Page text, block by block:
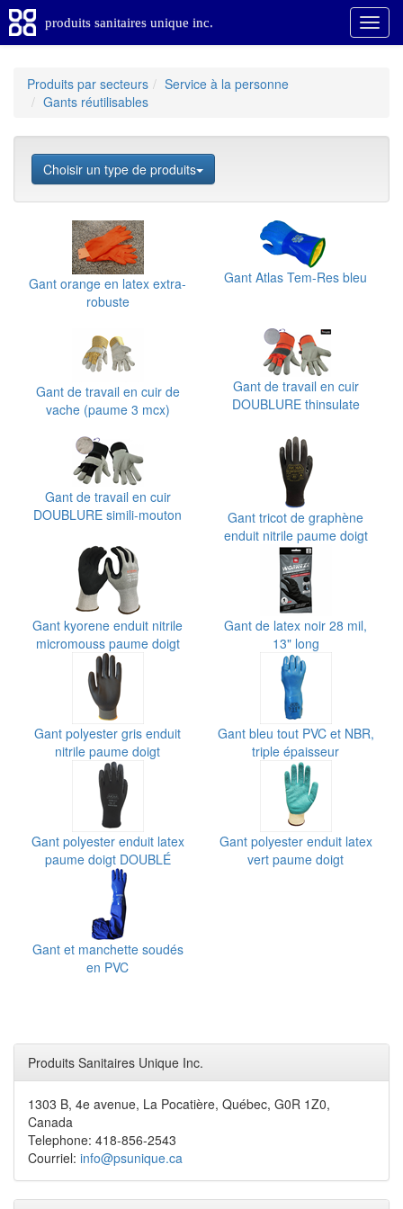
produits sanitaires unique inc.
Produits par secteurs
Service à la personne
Gants réutilisables
Choisir un type de produits
Gant orange en latex extra-
robuste
Gant Atlas Tem-Res bleu
Gant de travail en cuir de
vache (paume 3 mcx)
Gant de travail en cuir
DOUBLURE thinsulate
Gant de travail en cuir
DOUBLURE simili-mouton
Gant tricot de graphène
enduit nitrile paume doigt
Gant kyorene enduit nitrile
micromouss paume doigt
Gant de latex noir 28 mil,
13" long
Gant polyester gris enduit
nitrile paume doigt
Gant bleu tout PVC et NBR,
triple épaisseur
Gant polyester enduit latex
paume doigt DOUBLÉ
Gant polyester enduit latex
vert paume doigt
Gant et manchette soudés
en PVC
Produits Sanitaires Unique Inc.
1303 B, 4e avenue, La Pocatière, Québec, G0R 1Z0,
Canada
Telephone: 418-856-2543
Courriel: info@psunique.ca